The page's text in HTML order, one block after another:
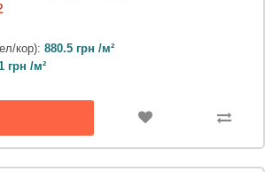
кор): 880.5 грн /м²
грн /м²